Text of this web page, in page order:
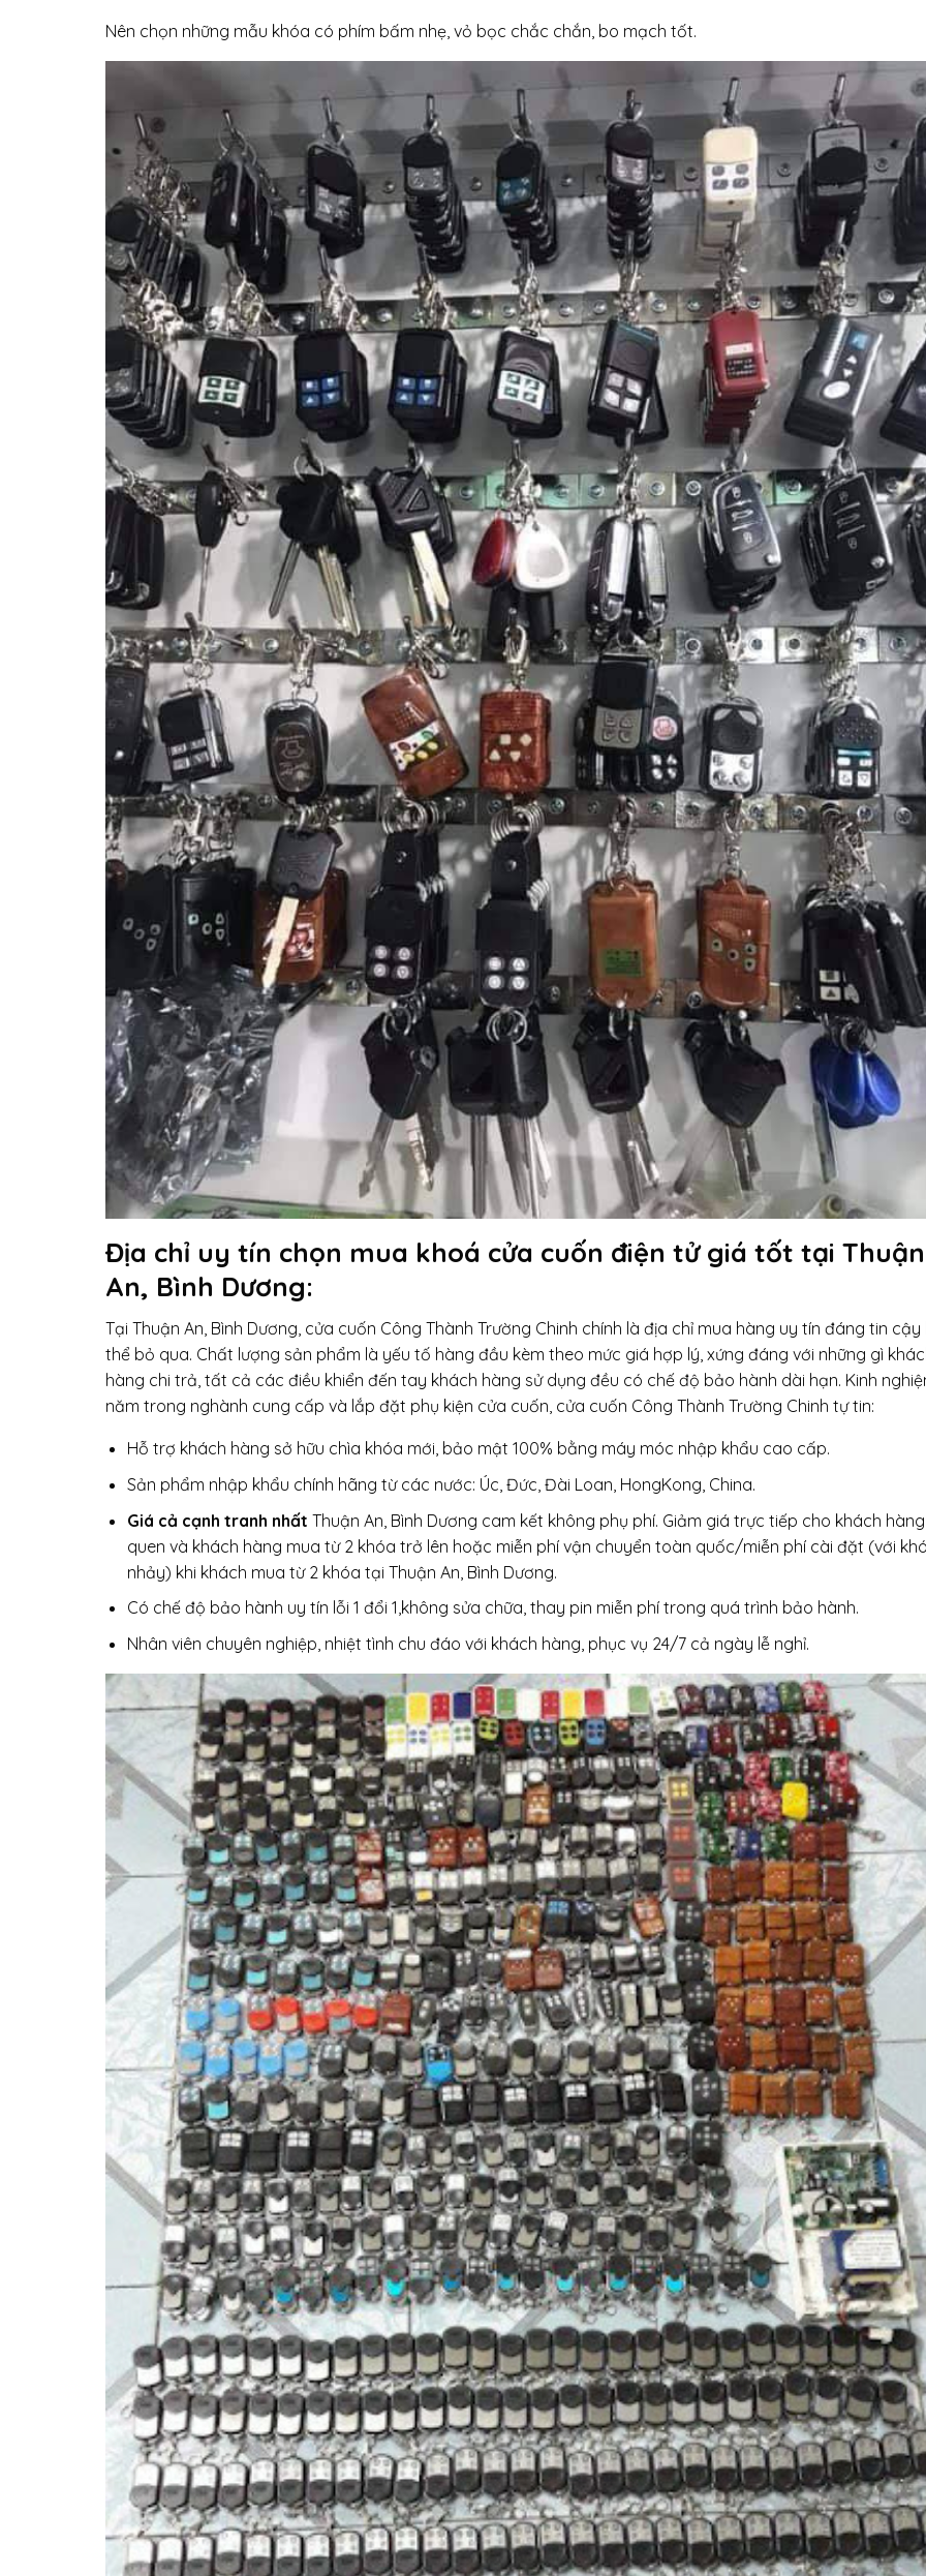
Nên chọn những mẫu khóa có phím bấm nhẹ, vỏ bọc chắc chắn, bo mạch tốt.
Địa chỉ uy tín chọn mua khoá cửa cuốn điện tử giá tốt tại Thuận
An, Bình Dương:
Tại Thuận An, Bình Dương, cửa cuốn Công Thành Trường Chinh chính là địa chỉ mua hàng uy tín đáng tin cậy
thể bỏ qua. Chất lượng sản phẩm là yếu tố hàng đầu kèm theo mức giá hợp lý, xứng đáng với những gì
hàng chi trả, tất cả các điều khiển đến tay khách hàng sử dụng đều có chế độ bảo hành dài hạn. Kinh
năm trong nghành cung cấp và lắp đặt phụ kiện cửa cuốn, cửa cuốn Công Thành Trường Chinh tự tin:
Hỗ trợ khách hàng sở hữu chìa khóa mới, bảo mật 100% bằng máy móc nhập khẩu cao cấp.
Sản phẩm nhập khẩu chính hãng từ các nước: Úc, Đức, Đài Loan, HongKong, China.
Giá cả cạnh tranh nhất Thuận An, Bình Dương cam kết không phụ phí. Giảm giá trực tiếp cho khách
quen và khách hàng mua từ 2 khóa trở lên hoặc miễn phí vận chuyển toàn quốc/miễn phí cài đặt (với
nhảy) khi khách mua từ 2 khóa tại Thuận An, Bình Dương.
Có chế độ bảo hành uy tín lỗi 1 đổi 1,không sửa chữa, thay pin miễn phí trong quá trình bảo hành.
Nhân viên chuyên nghiệp, nhiệt tình chu đáo với khách hàng, phục vụ 24/7 cả ngày lễ nghỉ.